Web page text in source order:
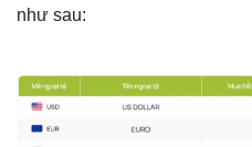
như sau: